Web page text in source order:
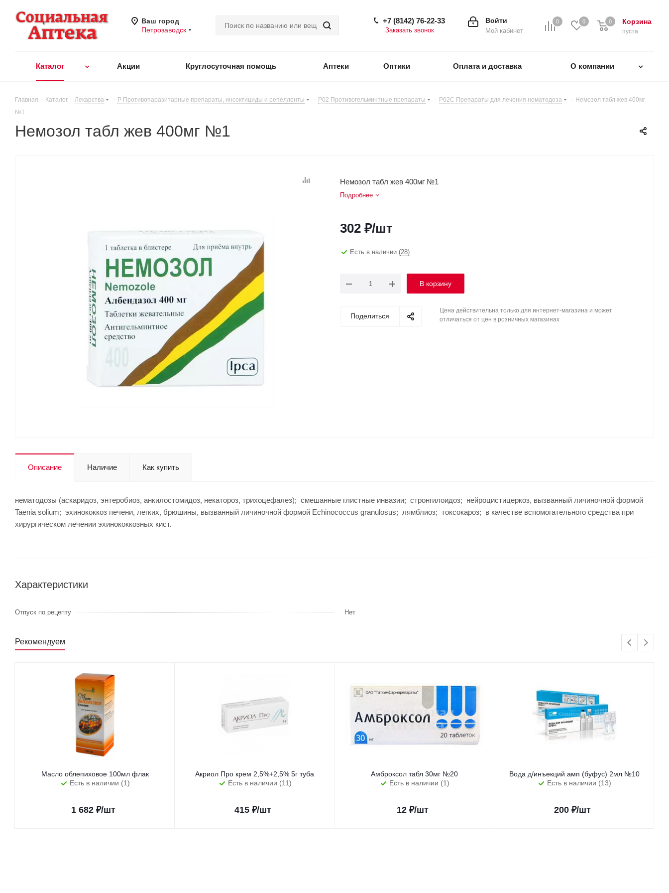
Ваш город
Петрозаводск
0 0 Корзина
0
пуста
0
Войти
Мой кабинет
+7 (8142) 76-22-33
Заказать звонок
Каталог Акции Круглосуточная помощь Аптеки Оптики Оплата и доставка О компании
Главная - Каталог - Лекарства - P Противопаразитарные препараты, инсектициды и репелленты - P02 Противогельминтные препараты - P02C Препараты для лечения нематодоза - Немозол табл жев 400мг
№1
Немозол табл жев 400мг №1
Немозол табл жев 400мг №1
Подробнее
302 ₽/шт
Есть в наличии (28)
В корзину
Поделиться
Цена действительна только для интернет-магазина и может
отличаться от цен в розничных магазинах
Описание Наличие Как купить
нематодозы (аскаридоз, энтеробиоз, анкилостомидоз, некатороз, трихоцефалез); смешанные глистные инвазии; стронгилоидоз; нейроцистицеркоз, вызванный личиночной формой
Taenia solium; эхинококкоз печени, легких, брюшины, вызванный личиночной формой Echinococcus granulosus; лямблиоз; токсокароз; в качестве вспомогательного средства при
хирургическом лечении эхинококкозных кист.
Характеристики
Отпуск по рецепту Нет
Рекомендуем
Масло облепиховое 100мл флак
Есть в наличии (1)
1 682₽/шт
Акриол Про крем 2,5%+2,5% 5г туба
Есть в наличии (11)
415 ₽/шт
Амброксол табл 30мг №20
Есть в наличии (1)
12 ₽/шт
Вода д/инъекций амп (буфус) 2мл №10
Есть в наличии (13)
200 ₽/шт